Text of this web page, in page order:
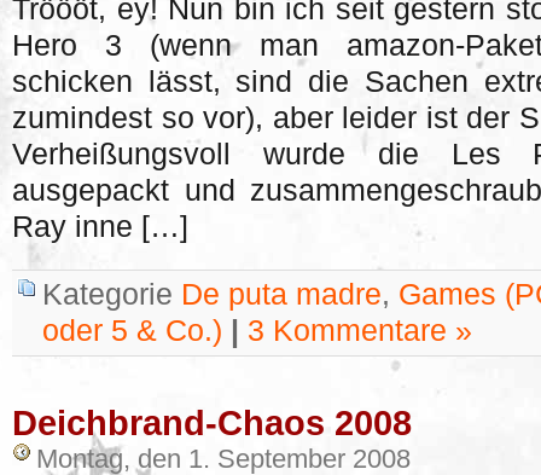
Tröööt, ey! Nun bin ich seit gestern
Hero 3 (wenn man amazon-
schicken lässt, sind die Sachen
zumindest so vor), aber leider ist der
Verheißungsvoll wurde die Les
ausgepackt und
Ray inne […]
Kategorie De puta madre, Games
oder 5 & Co.)
3 Kommentare »
Deichbrand-Chaos 2008
Montag, den 1. September 2008